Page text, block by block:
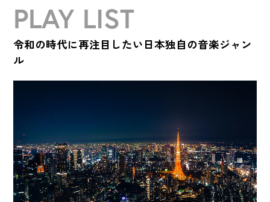
PLAY LIST
令和の時代に再注目したい日本独自の音楽ジャン
ル